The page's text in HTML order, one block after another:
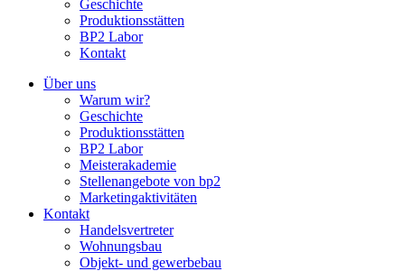
Geschichte
Produktionsstätten
BP2 Labor
Kontakt
Über uns
Warum wir?
Geschichte
Produktionsstätten
BP2 Labor
Meisterakademie
Stellenangebote von bp2
Marketingaktivitäten
Kontakt
Handelsvertreter
Wohnungsbau
Objekt- und gewerbebau